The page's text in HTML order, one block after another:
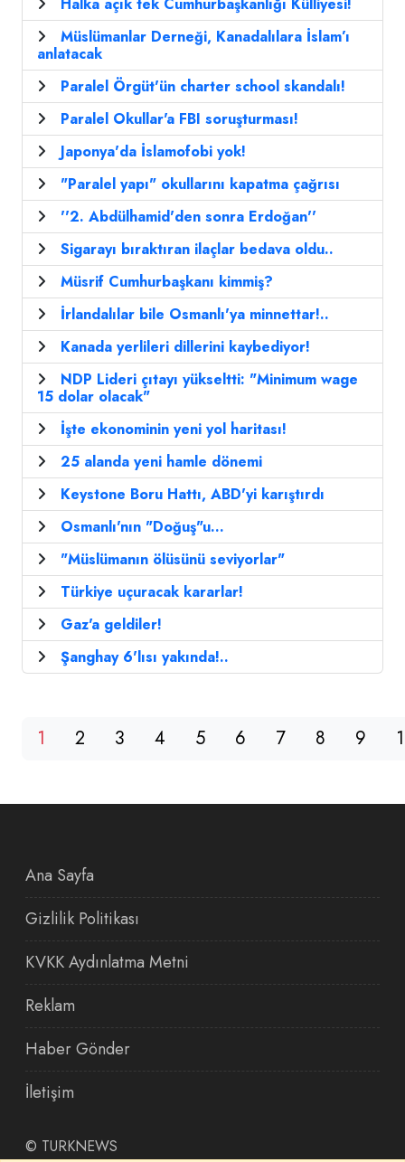
Halka açık tek Cumhurbaşkanlığı Külliyesi!
Müslümanlar Derneği, Kanadalılara İslam’ı
anlatacak
Paralel Örgüt'ün charter school skandalı!
Paralel Okullar'a FBI soruşturması!
Japonya'da İslamofobi yok!
"Paralel yapı" okullarını kapatma çağrısı
''2. Abdülhamid'den sonra Erdoğan''
Sigarayı bıraktıran ilaçlar bedava oldu..
Müsrif Cumhurbaşkanı kimmiş?
İrlandalılar bile Osmanlı'ya minnettar!..
Kanada yerlileri dillerini kaybediyor!
NDP Lideri çıtayı yükseltti: "Minimum wage
15 dolar olacak"
İşte ekonominin yeni yol haritası!
25 alanda yeni hamle dönemi
Keystone Boru Hattı, ABD'yi karıştırdı
Osmanlı'nın "Doğuş"u...
"Müslümanın ölüsünü seviyorlar"
Türkiye uçuracak kararlar!
Gaz'a geldiler!
Şanghay 6'lısı yakında!..
1 2 3 4 5 6 7 8 9
Ana Sayfa
Gizlilik Politikası
KVKK Aydınlatma Metni
Reklam
Haber Gönder
İletişim
© TURKNEWS